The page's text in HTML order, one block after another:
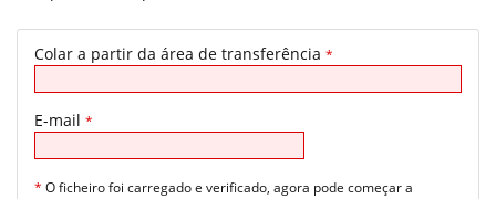
Colar a partir da área de transferência *
E-mail *
* O ficheiro foi carregado e verificado, agora pode começar a